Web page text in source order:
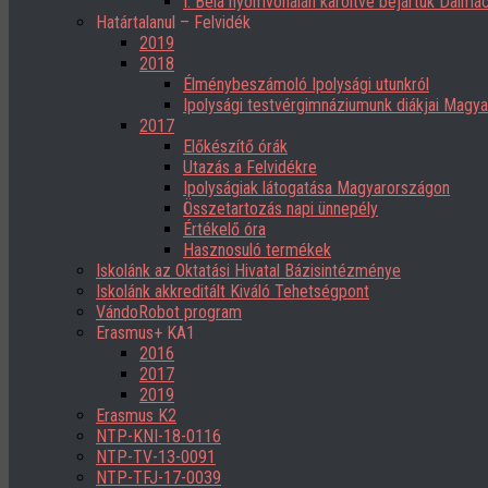
Határtalanul – Felvidék
2019
2018
Élménybeszámoló Ipolysági utunkról
Ipolysági testvérgimnáziumunk diákjai
2017
Előkészítő órák
Utazás a Felvidékre
Ipolyságiak látogatása Magyarországon
Összetartozás napi ünnepély
Értékelő óra
Hasznosuló termékek
Iskolánk az Oktatási Hivatal Bázisintézménye
Iskolánk akkreditált Kiváló Tehetségpont
VándoRobot program
Erasmus+ KA1
2016
2017
2019
Erasmus K2
NTP-KNI-18-0116
NTP-TV-13-0091
NTP-TFJ-17-0039